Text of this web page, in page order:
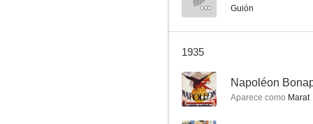
Guión
1935
-- Napoléon
Aparece como Marat